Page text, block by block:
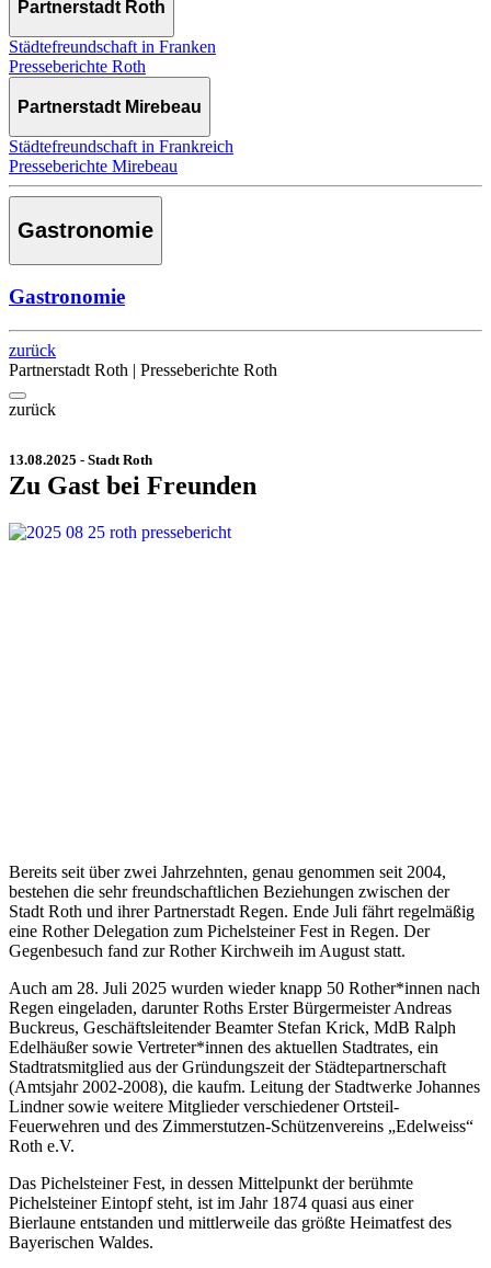
Partnerstadt Roth
Städtefreundschaft in Franken
Presseberichte Roth
Partnerstadt Mirebeau
Städtefreundschaft in Frankreich
Presseberichte Mirebeau
Gastronomie
Gastronomie
zurück
Partnerstadt Roth | Presseberichte Roth
zurück
13.08.2025 - Stadt Roth
Zu Gast bei Freunden
Bereits seit über zwei Jahrzehnten, genau genommen seit 2004,
bestehen die sehr freundschaftlichen Beziehungen zwischen der
Stadt Roth und ihrer Partnerstadt Regen. Ende Juli fährt regelmäßig
eine Rother Delegation zum Pichelsteiner Fest in Regen. Der
Gegenbesuch fand zur Rother Kirchweih im August statt.
Auch am 28. Juli 2025 wurden wieder knapp 50 Rother*innen nach
Regen eingeladen, darunter Roths Erster Bürgermeister Andreas
Buckreus, Geschäftsleitender Beamter Stefan Krick, MdB Ralph
Edelhäußer sowie Vertreter*innen des aktuellen Stadtrates, ein
Stadtratsmitglied aus der Gründungszeit der Städtepartnerschaft
(Amtsjahr 2002-2008), die kaufm. Leitung der Stadtwerke Johannes
Lindner sowie weitere Mitglieder verschiedener Ortsteil-
Feuerwehren und des Zimmerstutzen-Schützenvereins „Edelweiss“
Roth e.V.
Das Pichelsteiner Fest, in dessen Mittelpunkt der berühmte
Pichelsteiner Eintopf steht, ist im Jahr 1874 quasi aus einer
Bierlaune entstanden und mittlerweile das größte Heimatfest des
Bayerischen Waldes.